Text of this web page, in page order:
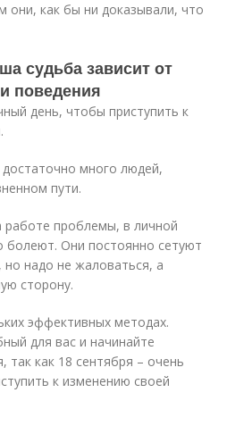
они, как бы ни доказывали, что
судьба зависит от
поведения
день, чтобы приступить к
много людей,
пути.
работе проблемы, в личной
болеют. Они постоянно сетуют
надо не жаловаться, а
сторону.
эффективных методах.
для вас и начинайте
так как 18 сентября – очень
к изменению своей